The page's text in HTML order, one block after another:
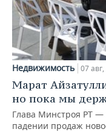
Недвижимость 07
Марат
но пока мы
Глава Минстроя РТ —
падении продаж